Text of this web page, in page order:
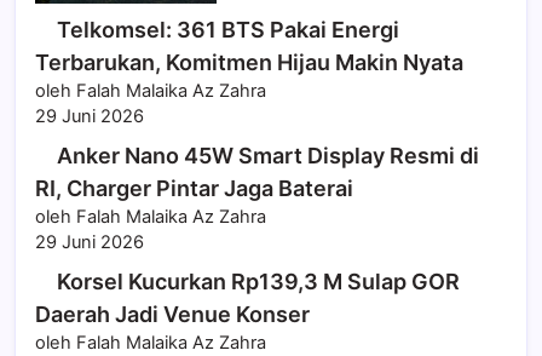
Telkomsel: 361 BTS Pakai Energi
Terbarukan, Komitmen Hijau Makin Nyata
oleh Falah Malaika Az Zahra
29 Juni 2026
Anker Nano 45W Smart Display Resmi di
RI, Charger Pintar Jaga Baterai
oleh Falah Malaika Az Zahra
29 Juni 2026
Korsel Kucurkan Rp139,3 M Sulap GOR
Daerah Jadi Venue Konser
oleh Falah Malaika Az Zahra